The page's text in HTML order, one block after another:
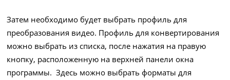
Затем необходимо будет выбрать профиль для
преобразования видео. Профиль для конвертирования
можно выбрать из списка, после нажатия на правую
кнопку, расположенную на верхней панели окна
программы. Здесь можно выбрать форматы для